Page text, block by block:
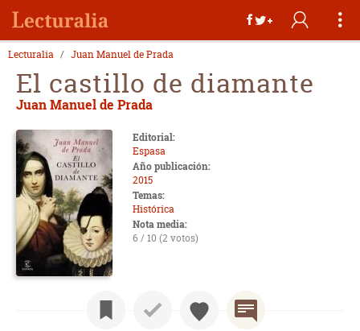
Lecturalia Juan Manuel de Prada
El castillo de diamante
Juan Manuel de Prada
Editorial:
Espasa
Año publicación:
2015
Temas:
Histórica
Nota media:
6 / 10 (2 votos)